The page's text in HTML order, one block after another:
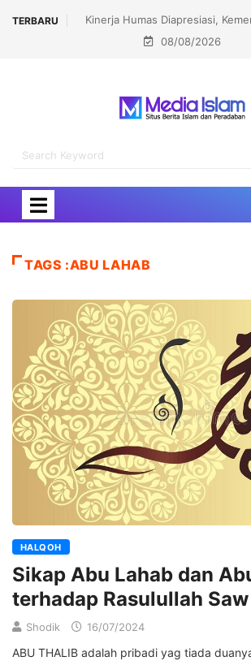
TERBARU
Kinerja Humas Diapresiasi,
Government Institutions
08/08/2026
TAGS :ABU LAHAB
HALQOH
Sikap Abu Lahab dan
terhadap Rasulullah Saw
Shodik 16/07/2024
ABU THALIB adalah pribadi yag tiada